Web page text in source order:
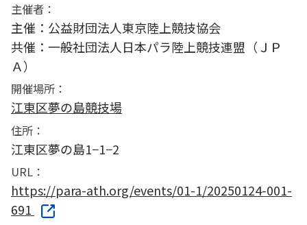
主催者：
主催：公益財団法人東京陸上競技協会
共催：一般社団法人日本パラ陸上競技連盟（ＪＰ
Ａ）
開催場所：
江東区夢の島競技場
住所：
江東区夢の島1−1−2
URL：
https://para-ath.org/events/01-1/20250124-001-
691